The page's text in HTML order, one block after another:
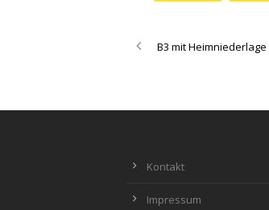
B3 mit Heimniederlage
Kontakt
Impressum